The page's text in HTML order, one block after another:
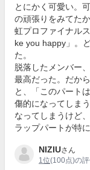
とにかく可愛い。
の頑張りをみてた
虹プロファイナル
ke you happy」。
た。
脱落したメンバー
最高だった。だか
と、「このパート
傷的になってしまう
なってしまうけど
ラップパートが特に
NIZIUさん
1位(100点)の